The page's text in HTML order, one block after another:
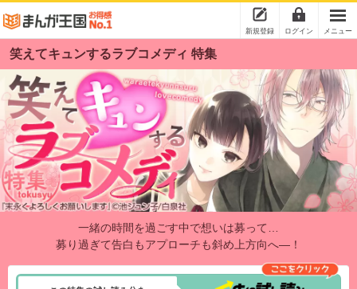
新規登録 ログイン メニュー
笑えてキュンするラブコメディ 特集
一緒の時間を過ごす中で想いは募って…
募り過ぎて告白もアプローチも斜め上方向へ―！